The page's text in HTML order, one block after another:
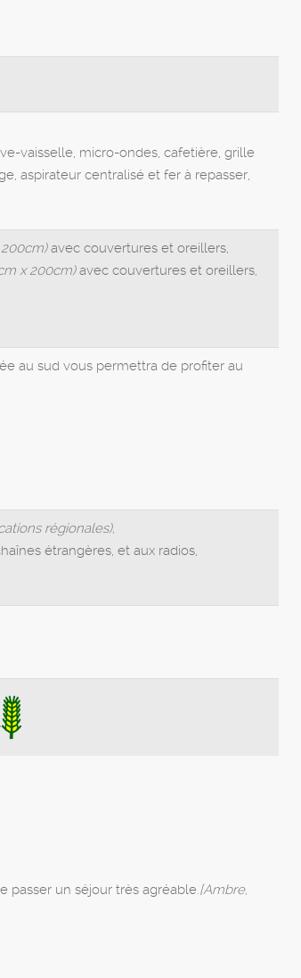
vaisselle, micro-ondes, cafetière, grille
aspirateur centralisé et fer à repasser,
avec couvertures et oreillers,
x 200cm)avec couvertures et oreillers,
au sud vous permettra de profiter au
régionales),
étrangères, et aux radios,
passer un séjour très agréable.[Ambre,